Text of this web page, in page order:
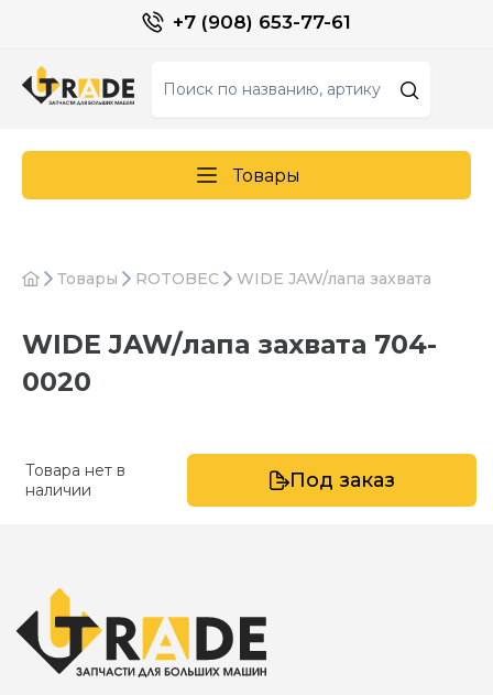
+7 (908) 653-77-61
Товары
Товары ROTOBEC WIDE JAW/лапа захвата
WIDE JAW/лапа захвата 704-
0020
Товара нет в
наличии
Под заказ